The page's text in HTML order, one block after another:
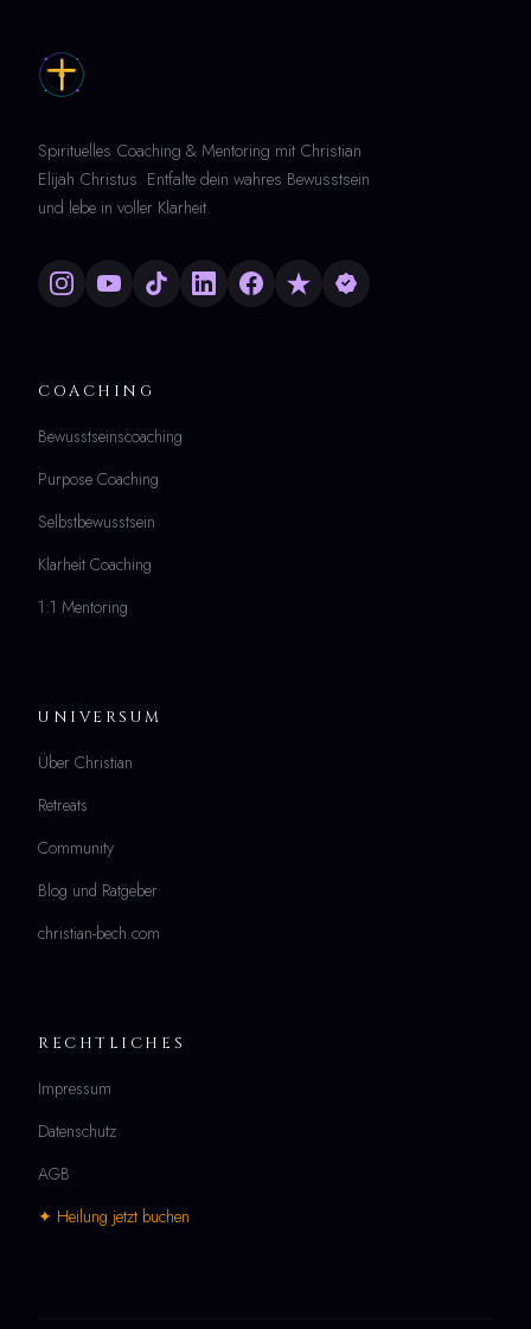
Spirituelles Coaching & Mentoring mit Christian
Elijah Christus. Entfalte dein wahres Bewusstsein
und lebe in voller Klarheit.
COACHING
Bewusstseinscoaching
Purpose Coaching
Selbstbewusstsein
Klarheit Coaching
1:1 Mentoring
UNIVERSUM
Über Christian
Retreats
Community
Blog und Ratgeber
christian-bech.com
RECHTLICHES
Impressum
Datenschutz
AGB
✦ Heilung jetzt buchen